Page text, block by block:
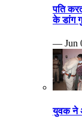
पति
के डांग
— Jun
युवक ने